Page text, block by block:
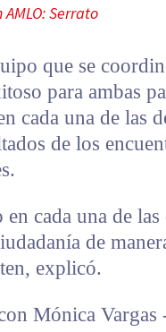
Serrato
que se
para ambas
cada una de las
de los
cada una de
de
explicó.
Mónica Vargas